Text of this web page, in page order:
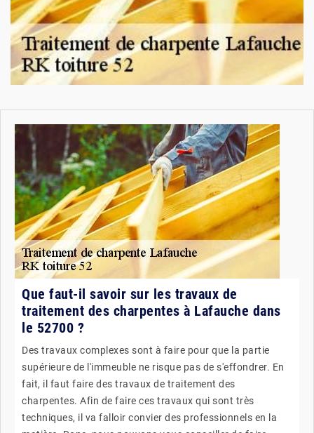
Que faut-il savoir sur les travaux de
traitement des charpentes à Lafauche dans
le 52700 ?
Des travaux complexes sont à faire pour que la partie
supérieure de l'immeuble ne risque pas de s'effondrer. En
fait, il faut faire des travaux de traitement des
charpentes. Afin de faire ces travaux qui sont très
techniques, il va falloir convier des professionnels en la